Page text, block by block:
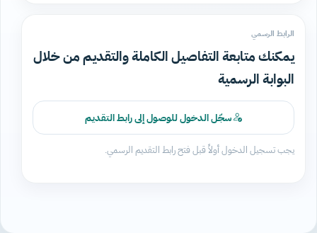
الرابط الرسمي
يمكنك متابعة التفاصيل الكاملة والتقديم من خلال
البوابة الرسمية
سجّل الدخول للوصول إلى رابط التقديم
يجب تسجيل الدخول أولاً قبل فتح رابط التقديم الرسمي.